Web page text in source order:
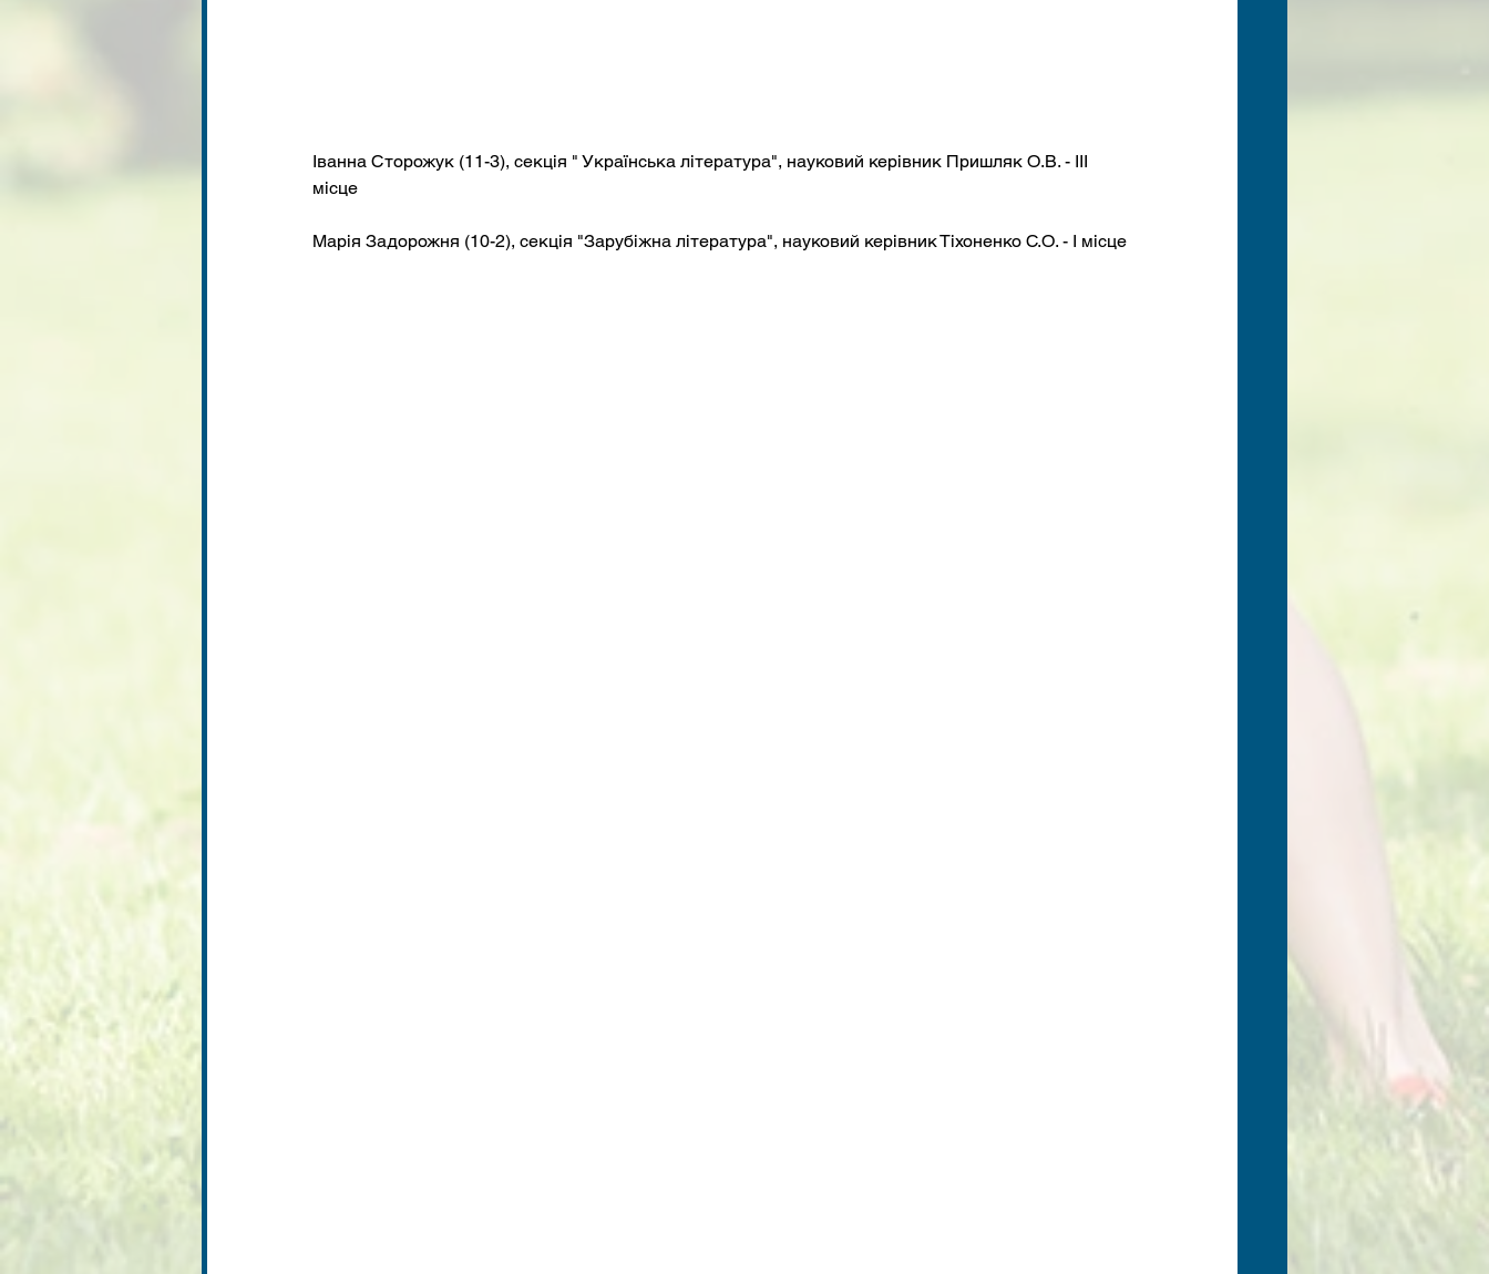
Іванна Сторожук (11-3), секція " Українська література", науковий керівник Пришляк О.В. - ІІІ
місце
Марія Задорожня (10-2), секція "Зарубіжна література", науковий керівник Тіхоненко С.О. - І місце